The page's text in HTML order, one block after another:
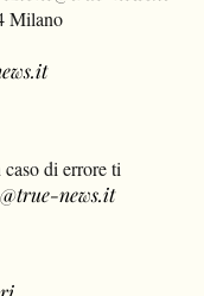
Milano
di errore ti
news.it